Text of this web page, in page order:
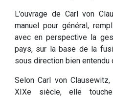
L’ouvrage de Carl von
manuel pour général,
avec en perspective la
pays, sur la base de la
sous direction bien entendu
Selon Carl von
XIXe siècle, elle